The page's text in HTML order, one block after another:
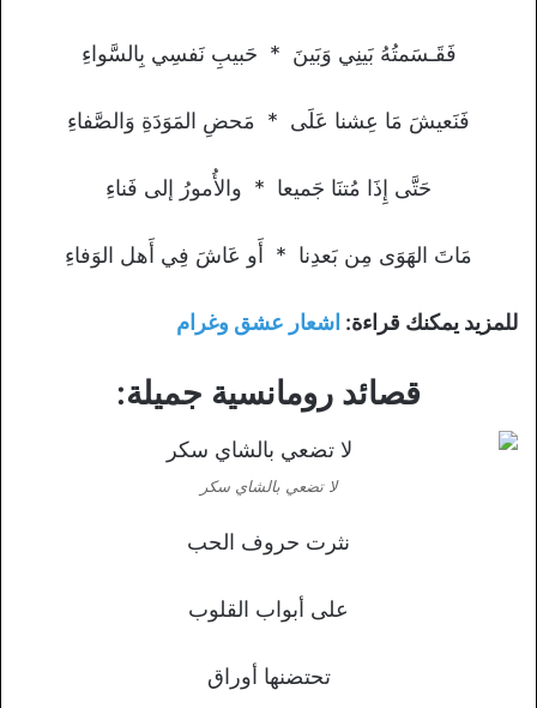
فَقَـسَمتُهُ بَينِي وَبَينَ * حَبيبِ نَفسِي بِالسَّواءِ
فَنَعيشَ مَا عِشنا عَلَى * مَحضِ المَوَدَةِ وَالصَّفاءِ
حَتَّى إِذَا مُتنَا جَميعا * والأُمورُ إلى فَناءِ
مَاتَ الهَوَى مِن بَعدِنا * أَو عَاشَ فِي أَهل الوَفاءِ
للمزيد يمكنك قراءة: اشعار عشق وغرام
قصائد رومانسية جميلة:
لا تضعي بالشاي سكر
نثرت حروف الحب
على أبواب القلوب
تحتضنها أوراق